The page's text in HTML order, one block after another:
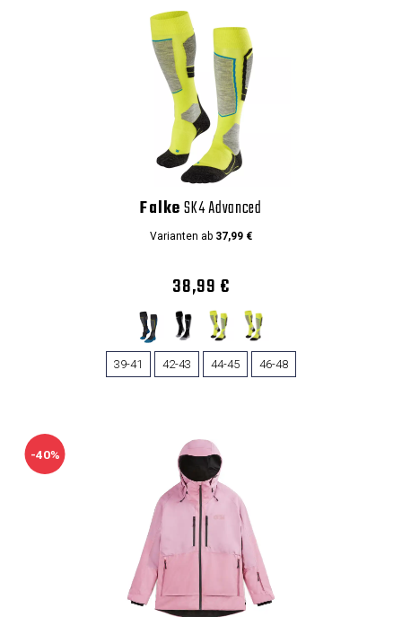
FalkeSK4 Advanced
Varianten ab 37,99 €
38,99 €
39-41 42-43 44-45 46-48
-40%